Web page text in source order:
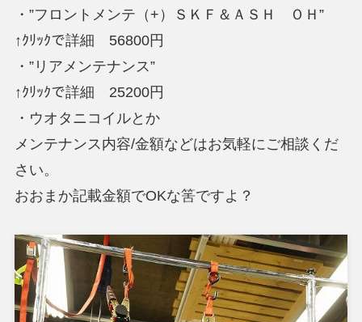
・”フロントメンテ（+）ＳＫＦ＆ＡＳＨ ＯＨ”
↑ｸﾘｯｸで詳細 56800円
・”リアメンテナンス”
↑ｸﾘｯｸで詳細 25200円
・ウオタニコイルとか
メンテナンス内容/金額などはお気軽にご相談くだ
さい。
おおまか記載金額でOKな筈ですよ？